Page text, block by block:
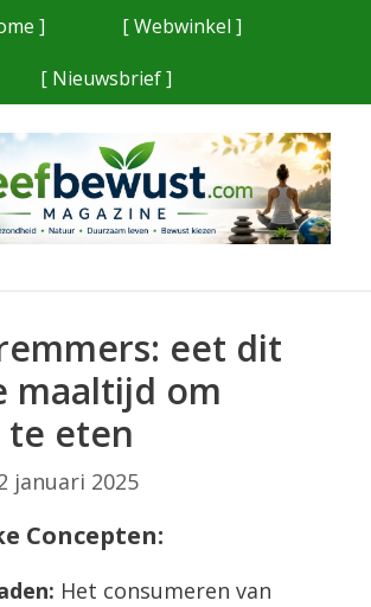
]
[ Webwinkel ]
[ Nieuwsbrief ]
eet dit
maaltijd om
eten
januari 2025
Concepten:
Het consumeren van